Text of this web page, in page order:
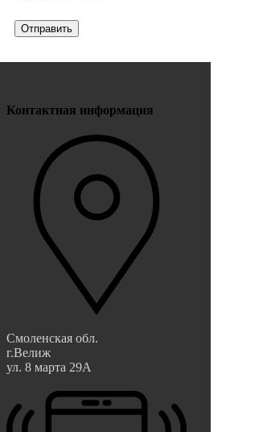
Контактная информация
Смоленская обл.
г.Велиж
ул. 8 марта 29А